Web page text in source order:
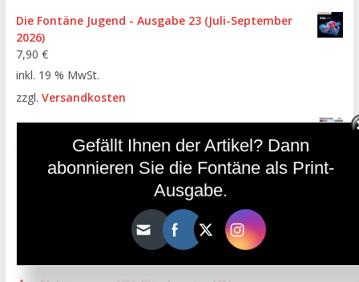
Die Fontäne Jugend - Ausgabe 23 (Juli-September
2026)
7,90 €
inkl. 19 % MwSt.
zzgl. Versandkosten
Die Fontäne - Ausgabe 112 (April-Juni 2026)
inkl. 19 % MwSt.
HÄUFIGE SCHLAGWÖRTER
Gefällt Ihnen der Artikel? Dann
abonnieren Sie die Fontäne als Print-
Ausgabe.